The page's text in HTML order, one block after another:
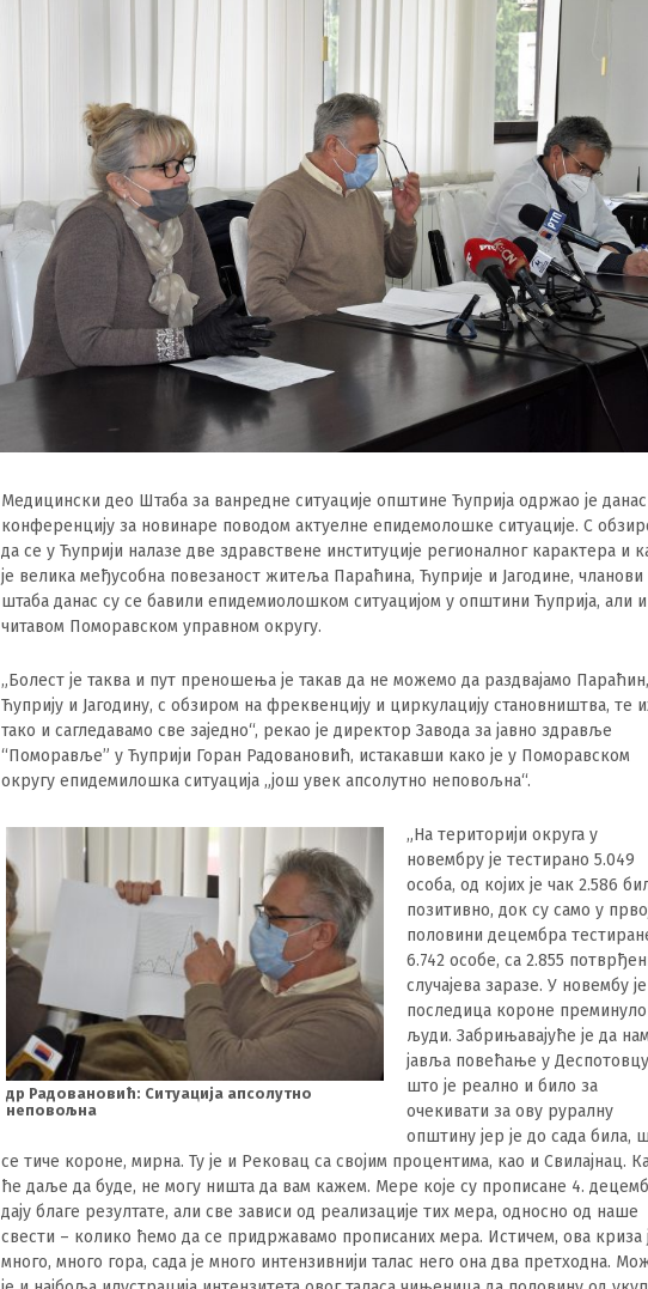
Медицински део Штаба за ванредне ситуације општине Ћуприја одржао је данас
конференцију за новинаре поводом актуелне епидемолошке ситуације. С
да се у Ћуприји налазе две здравствене институције регионалног карактера и
је велика међусобна повезаност житеља Параћина, Ћуприје и Јагодине, чланови
штаба данас су се бавили епидемиолошком ситуацијом у општини Ћуприја, али
читавом Поморавском управном округу.
„Болест је таква и пут преношења је такав да не можемо да раздвајамо Параћин,
Ћуприју и Јагодину, с обзиром на фреквенцију и циркулацију становништва, те
тако и сагледавамо све заједно“, рекао је директор Завода за јавно здравље
“Поморавље” у Ћуприји Горан Радовановић, истакавши како је у Поморавском
округу епидемилошка ситуација „још увек апсолутно неповољна“.
др Радовановић: Ситуација апсолутно
неповољна
„На територији округа у
новембру је тестирано 5.049
особа, од којих је чак 2.586
позитивно, док су само у
половини децембра
6.742 особе, са 2.855
случајева заразе. У новембу
последица короне
људи. Забрињавајуће је да
јавља повећање у
што је реално и било за
очекивати за ову руралну
општину јер је до сада била,
се тиче короне, мирна. Ту је и Рековац са својим процентима, као и Свилајнац.
ће даље да буде, не могу ништа да вам кажем. Мере које су прописане 4.
дају благе резултате, али све зависи од реализације тих мера, односно од наше
свести – колико ћемо да се придржавамо прописаних мера. Истичем, ова криза
много, много гора, сада је много интензивнији талас него она два претходна.